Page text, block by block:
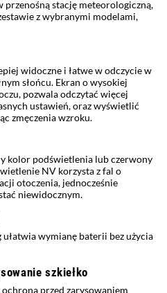
przenośną stację meteorologiczną,
z wybranymi modelami,
widoczne i łatwe w odczycie w
słońcu. Ekran o wysokiej
pozwala odczytać więcej
ustawień, oraz wyświetlić
zmęczenia wzroku.
kolor podświetlenia lub czerwony
NV korzysta z fal o
otoczenia, jednocześnie
niewidocznym.
wymianę baterii bez użycia
szkiełko
ochroną przed zarysowaniem